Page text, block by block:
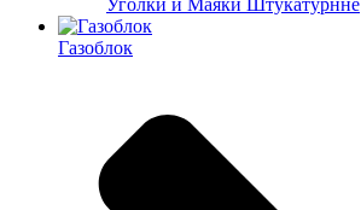
Газоблок